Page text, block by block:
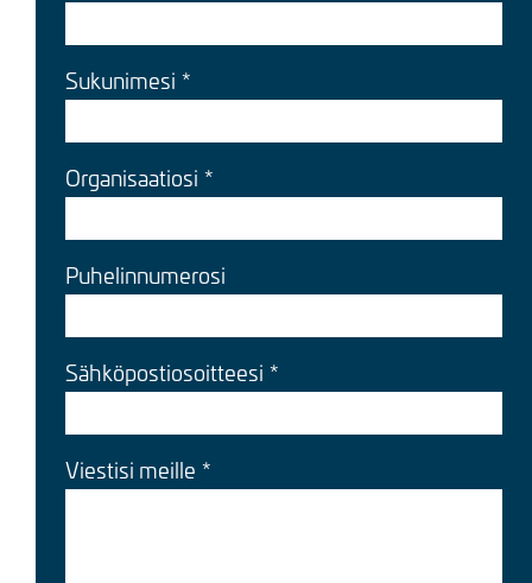
Sukunimesi
Organisaatiosi
Puhelinnumerosi
Sähköpostiosoitteesi
Viestisi meille